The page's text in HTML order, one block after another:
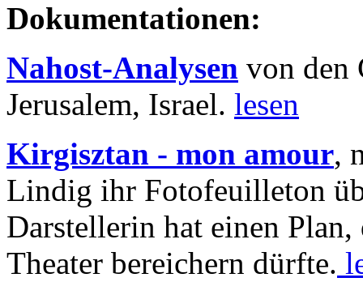
Dokumentationen:
Nahost-Analysen von den
Jerusalem, Israel. lesen
Kirgisztan - mon amour,
Lindig ihr Fotofeuilleton
Darstellerin hat einen Plan,
Theater bereichern dürfte.